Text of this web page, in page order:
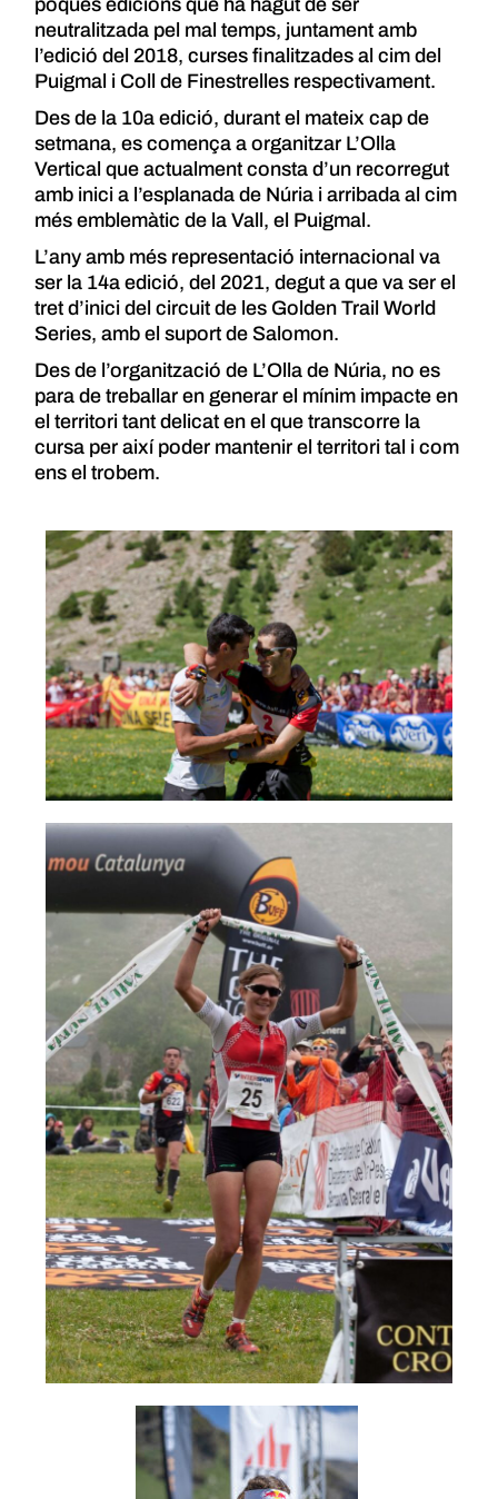
neutralitzada pel mal temps, juntament amb
l’edició del 2018, curses finalitzades al cim del
Puigmal i Coll de Finestrelles respectivament.
Des de la 10a edició, durant el mateix cap de
setmana, es comença a organitzar L’Olla
Vertical que actualment consta d’un recorregut
amb inici a l’esplanada de Núria i arribada al cim
més emblemàtic de la Vall, el Puigmal.
L’any amb més representació internacional va
ser la 14a edició, del 2021, degut a que va ser el
tret d’inici del circuit de les Golden Trail World
Series, amb el suport de Salomon.
Des de l’organització de L’Olla de Núria, no es
para de treballar en generar el mínim impacte en
el territori tant delicat en el que transcorre la
cursa per així poder mantenir el territori tal i com
ens el trobem.